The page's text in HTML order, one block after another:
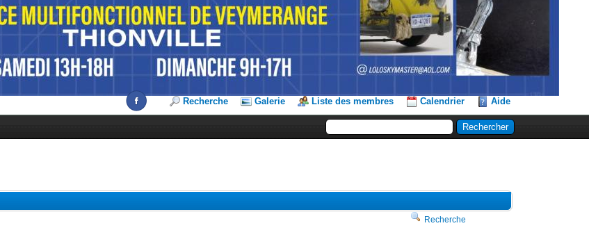
Recherche Galerie Liste des membres Calendrier Aide
Recherche